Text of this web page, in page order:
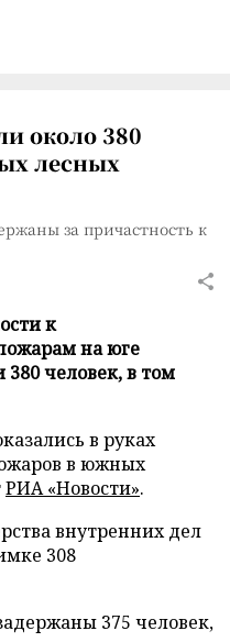
около 380
лесных
за причастность к
к
на юге
человек, в том
в руках
в южных
РИА «Новости».
внутренних дел
308
375 человек,